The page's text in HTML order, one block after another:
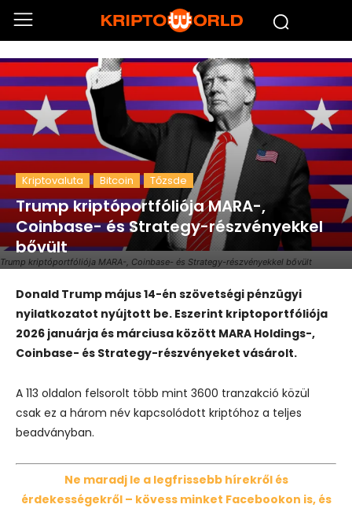
Trump kriptóportfóliója MARA-, Coinbase- és Strategy-részvényekkel bővült
Kriptovaluta Bitcoin Tőzsde
Trump kriptóportfóliója MARA-,
Coinbase- és Strategy-részvényekkel
bővült
Donald Trump május 14-én szövetségi pénzügyi
nyilatkozatot nyújtott be. Eszerint kriptoportfóliója
2026 januárja és márciusa között MARA Holdings-,
Coinbase- és Strategy-részvényeket vásárolt.
A 113 oldalon felsorolt több mint 3600 tranzakció közül
csak ez a három név kapcsolódott kriptóhoz a teljes
beadványban.
Ne maradj le a legfrissebb hírekről és
érdekességekről – kövess minket Facebookon is, és